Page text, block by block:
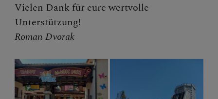
Vielen Dank für eure wertvolle
Unterstützung!
Roman Dvorak